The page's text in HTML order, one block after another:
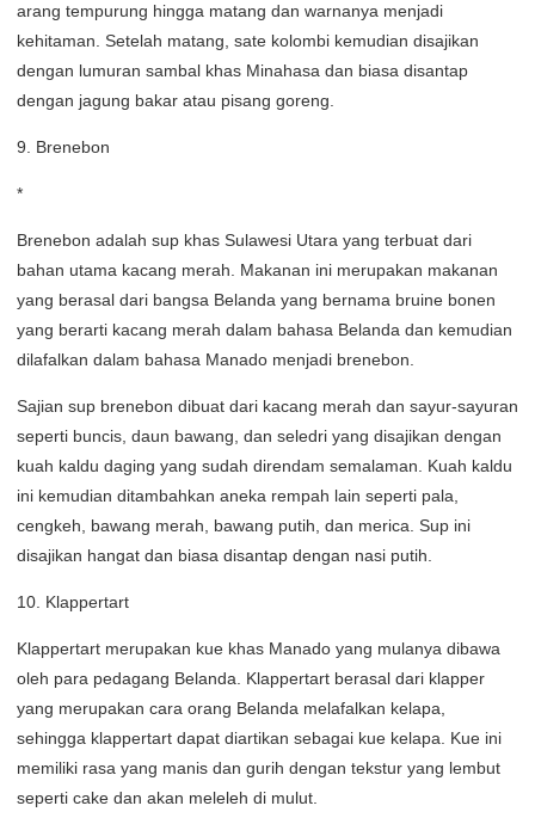
arang tempurung hingga matang dan warnanya menjadi
kehitaman. Setelah matang, sate kolombi kemudian disajikan
dengan lumuran sambal khas Minahasa dan biasa disantap
dengan jagung bakar atau pisang goreng.
9. Brenebon
*
Brenebon adalah sup khas Sulawesi Utara yang terbuat dari
bahan utama kacang merah. Makanan ini merupakan makanan
yang berasal dari bangsa Belanda yang bernama bruine bonen
yang berarti kacang merah dalam bahasa Belanda dan kemudian
dilafalkan dalam bahasa Manado menjadi brenebon.
Sajian sup brenebon dibuat dari kacang merah dan sayur-sayuran
seperti buncis, daun bawang, dan seledri yang disajikan dengan
kuah kaldu daging yang sudah direndam semalaman. Kuah kaldu
ini kemudian ditambahkan aneka rempah lain seperti pala,
cengkeh, bawang merah, bawang putih, dan merica. Sup ini
disajikan hangat dan biasa disantap dengan nasi putih.
10. Klappertart
Klappertart merupakan kue khas Manado yang mulanya dibawa
oleh para pedagang Belanda. Klappertart berasal dari klapper
yang merupakan cara orang Belanda melafalkan kelapa,
sehingga klappertart dapat diartikan sebagai kue kelapa. Kue ini
memiliki rasa yang manis dan gurih dengan tekstur yang lembut
seperti cake dan akan meleleh di mulut.